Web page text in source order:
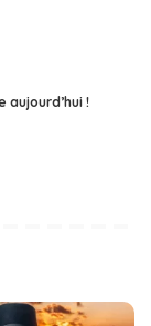
aujourd’hui !